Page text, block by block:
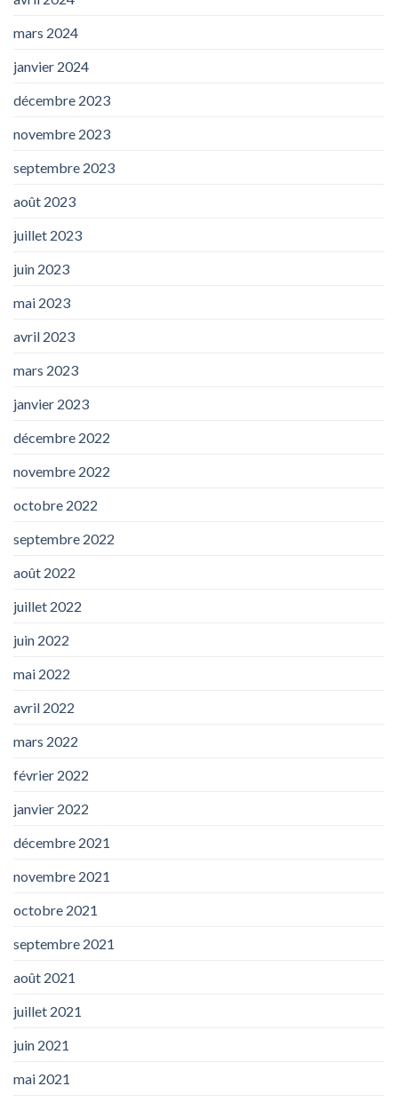
mars 2024
janvier 2024
décembre 2023
novembre 2023
septembre 2023
août 2023
juillet 2023
juin 2023
mai 2023
avril 2023
mars 2023
janvier 2023
décembre 2022
novembre 2022
octobre 2022
septembre 2022
août 2022
juillet 2022
juin 2022
mai 2022
avril 2022
mars 2022
février 2022
janvier 2022
décembre 2021
novembre 2021
octobre 2021
septembre 2021
août 2021
juillet 2021
juin 2021
mai 2021